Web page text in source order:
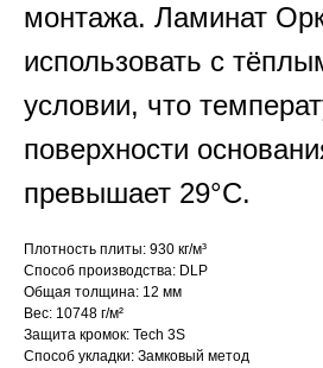
монтажа. Ламинат
использовать с
условии, что
поверхности
превышает 29°C.
Плотность плиты: 930 кг/м³
Способ производства: DLP
Общая толщина: 12 мм
Вес: 10748 г/м²
Защита кромок: Tech 3S
Способ укладки: Замковый метод